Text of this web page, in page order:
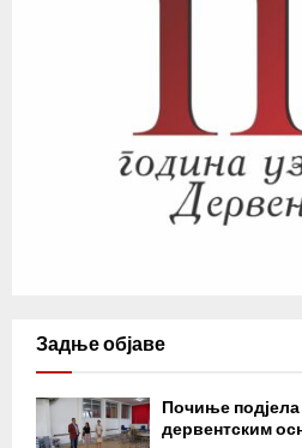
Задње објаве
Почиње
дервентским